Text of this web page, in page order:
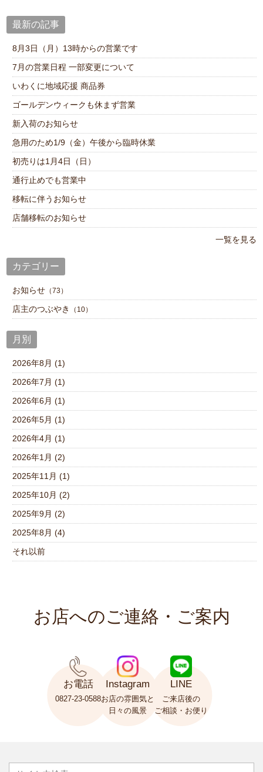
最新の記事
8月3日（月）13時からの営業です
7月の営業日程 一部変更について
いわくに地域応援 商品券
ゴールデンウィークも休まず営業
新入荷のお知らせ
急用のため1/9（金）午後から臨時休業
初売りは1月4日（日）
通行止めでも営業中
移転に伴うお知らせ
店舗移転のお知らせ
一覧を見る
カテゴリー
お知らせ （73）
店主のつぶやき （10）
月別
2026年8月 (1)
2026年7月 (1)
2026年6月 (1)
2026年5月 (1)
2026年4月 (1)
2026年1月 (2)
2025年11月 (1)
2025年10月 (2)
2025年9月 (2)
2025年8月 (4)
それ以前
お店へのご連絡・ご案内
お電話
0827-23-0588
Instagram
お店の雰囲気と
日々の風景
LINE
ご来店後の
ご相談・お便り